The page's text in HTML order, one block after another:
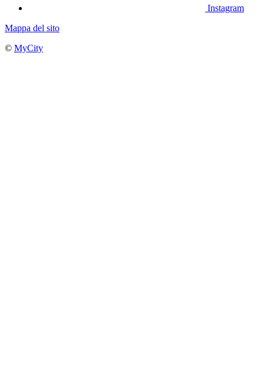
Instagram
Mappa del sito
© MyCity